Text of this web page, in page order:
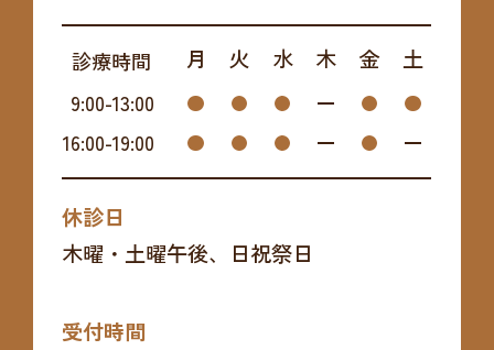
診療時間 月 火 水 木 金 土
9:00-13:00
16:00-19:00
休診日
木曜・土曜午後、日祝祭日
受付時間